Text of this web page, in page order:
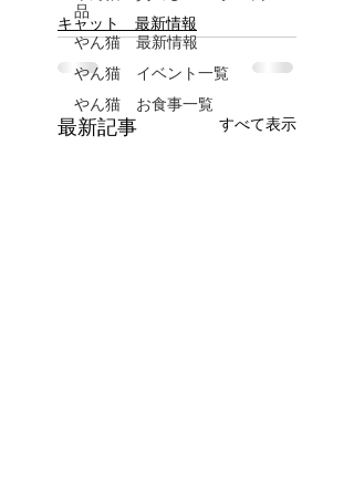
品
やん猫 最新情報
やん猫 イベント一覧
やん猫 お食事一覧
キャット 最新情報
最新記事 すべて表示